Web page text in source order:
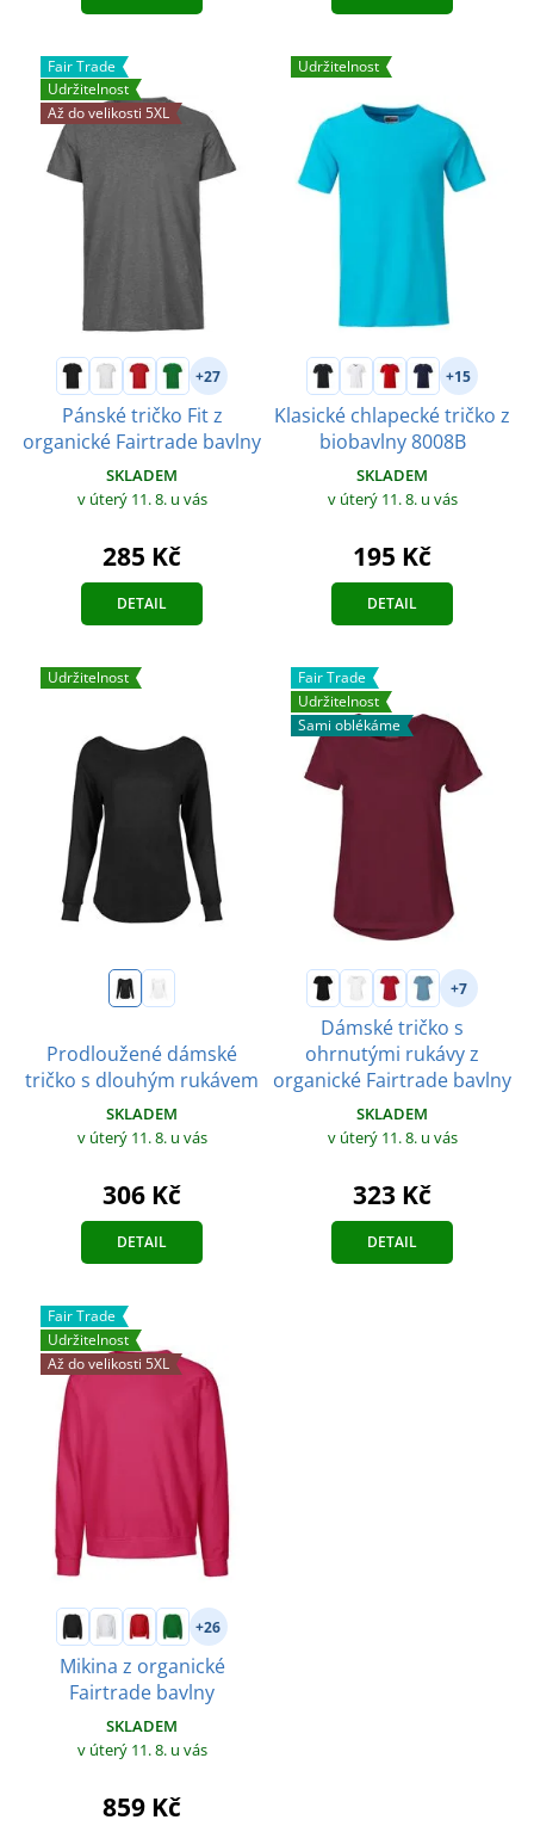
Fair Trade
Udržitelnost
Až do velikosti 5XL
+27
Pánské tričko Fit z
organické Fairtrade bavlny
SKLADEM
v úterý 11. 8. u vás
285 Kč
DETAIL
Udržitelnost
+15
Klasické chlapecké tričko z
biobavlny 8008B
SKLADEM
v úterý 11. 8. u vás
195 Kč
DETAIL
Udržitelnost
Prodloužené dámské
tričko s dlouhým rukávem
SKLADEM
v úterý 11. 8. u vás
306 Kč
DETAIL
Fair Trade
Udržitelnost
Sami oblékáme
+7
Dámské tričko s
ohrnutými rukávy z
organické Fairtrade bavlny
SKLADEM
v úterý 11. 8. u vás
323 Kč
DETAIL
Fair Trade
Udržitelnost
Až do velikosti 5XL
+26
Mikina z organické
Fairtrade bavlny
SKLADEM
v úterý 11. 8. u vás
859 Kč